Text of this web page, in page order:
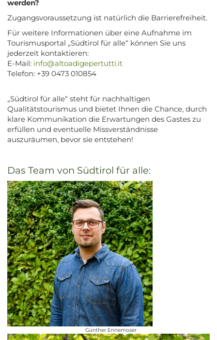
werden?
Zugangsvoraussetzung ist natürlich die Barrierefreiheit.
Für weitere Informationen über eine Aufnahme im
Tourismusportal „Südtirol für alle“ können Sie uns
jederzeit kontaktieren:
E-Mail: info@altoadigepertutti.it
Telefon: +39 0473 010854
„Südtirol für alle“ steht für nachhaltigen
Qualitätstourismus und bietet Ihnen die Chance, durch
klare Kommunikation die Erwartungen des Gastes zu
erfüllen und eventuelle Missverständnisse
auszuräumen, bevor sie entstehen!
Das Team von Südtirol für alle:
Günther Ennemoser